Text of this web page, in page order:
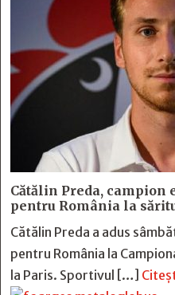
Cătălin Preda, campion
pentru România la
Cătălin Preda a adus
pentru România la
la Paris. Sportivul […]